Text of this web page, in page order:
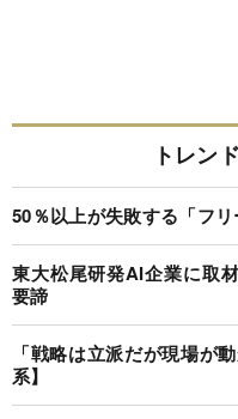
トレン
50％以上が失敗する「フ
東大松尾研発AI企業に取
要諦
「戦略は立派だが現場が
系】